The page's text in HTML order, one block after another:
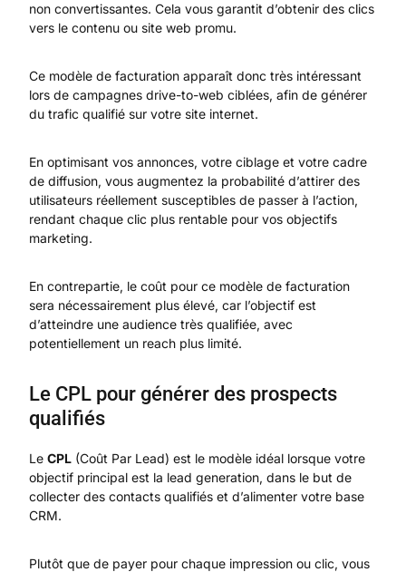
non convertissantes. Cela vous garantit d’obtenir des clics
vers le contenu ou site web promu.
Ce modèle de facturation apparaît donc très intéressant
lors de campagnes drive-to-web ciblées, afin de générer
du trafic qualifié sur votre site internet.
En optimisant vos annonces, votre ciblage et votre cadre
de diffusion, vous augmentez la probabilité d’attirer des
utilisateurs réellement susceptibles de passer à l’action,
rendant chaque clic plus rentable pour vos objectifs
marketing.
En contrepartie, le coût pour ce modèle de facturation
sera nécessairement plus élevé, car l’objectif est
d’atteindre une audience très qualifiée, avec
potentiellement un reach plus limité.
Le CPL pour générer des prospects
qualifiés
Le CPL (Coût Par Lead) est le modèle idéal lorsque votre
objectif principal est la lead generation, dans le but de
collecter des contacts qualifiés et d’alimenter votre base
CRM.
Plutôt que de payer pour chaque impression ou clic, vous